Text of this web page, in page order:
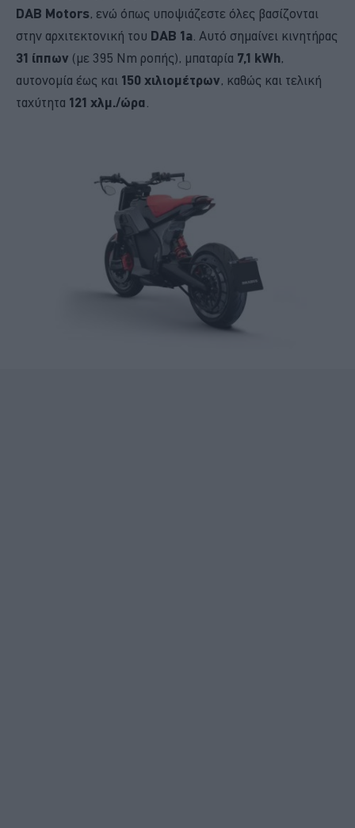
DAB Motors, ενώ όπως υποψιάζεστε όλες βασίζονται
στην αρχιτεκτονική του DAB 1a . Αυτό σημαίνει κινητήρας
31 ίππων (με 395 Nm ροπής), μπαταρία 7,1 kWh,
αυτονομία έως και 150 χιλιομέτρων, καθώς και τελική
ταχύτητα 121 χλμ./ώρα